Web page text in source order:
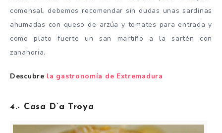
comensal, debemos recomendar sin dudas unas sardinas
ahumadas con queso de arzúa y tomates para entrada y
como plato fuerte un san martiño a la sartén con
zanahoria.
Descubre la gastronomía de Extremadura
4.- Casa D’a Troya